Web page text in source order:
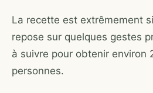
La recette est extrêmement
repose sur quelques gestes
à suivre pour obtenir environ
personnes.